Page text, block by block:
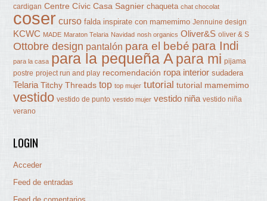
cardigan Centre Cívic Casa Sagnier chaqueta chat chocolat
coser curso falda inspirate con mamemimo Jennuine design
KCWC MADE Maraton Telaria Navidad nosh organics Oliver&S oliver & S
Ottobre design pantalón para el bebé para Indi
para la casa para la pequeña A para mi pijama
postre project run and play recomendación ropa interior sudadera
Telaria Titchy Threads top top mujer tutorial tutorial mamemimo
vestido vestido de punto vestido mujer vestido niña vestido niña
verano
LOGIN
Acceder
Feed de entradas